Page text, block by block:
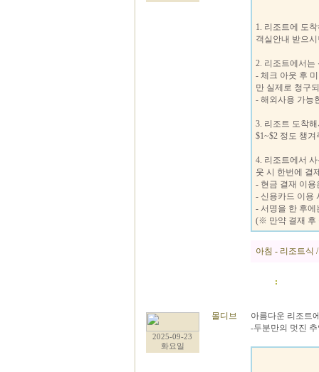
1. 리조트에 도
객실안내 받으
2. 리조트에서는
- 체크 아웃 후
만 실제로 청구
- 해외사용 가능
3. 리조트 도착
$1~$2 정도 챙겨
4. 리조트에서
웃 시 한번에 결
- 현금 결재 이용
- 신용카드 이용
- 서명을 한 후
(※ 만약 결재 후
아침 - 리조트식
:
2025-09-23
화요일
몰디브
아름다운 리조트
-두분만의 멋진